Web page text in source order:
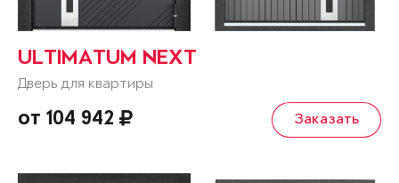
ULTIMATUM NEXT
Дверь для квартиры
от 104 942 Заказать